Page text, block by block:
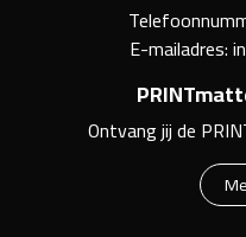
E-mailadres:
Ontvang jij de